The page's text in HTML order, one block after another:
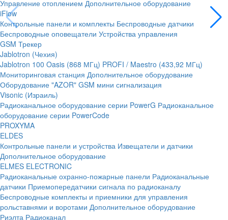
Управление отоплением Дополнительное оборудование
iFlow
Контрольные панели и комплекты Беспроводные датчики
Беспроводные оповещатели Устройства управления
GSM Трекер
Jablotron (Чехия)
Jablotron 100 Oasis (868 МГц) PROFI / Maestro (433,92 МГц)
Мониторинговая станция Дополнительное оборудование
Оборудование "AZOR" GSM мини сигнализация
Visonic (Израиль)
Радиоканальное оборудование серии PowerG Радиоканальное
оборудование серии PowerCode
PROXYMA
ELDES
Контрольные панели и устройства Извещатели и датчики
Дополнительное оборудование
ELMES ELECTRONIC
Радиоканальные охранно-пожарные панели Радиоканальные
датчики Приемопередатчики сигнала по радиоканалу
Беспроводные комплекты и приемники для управления
рольставнями и воротами Дополнительное оборудование
Риэлта Радиоканал